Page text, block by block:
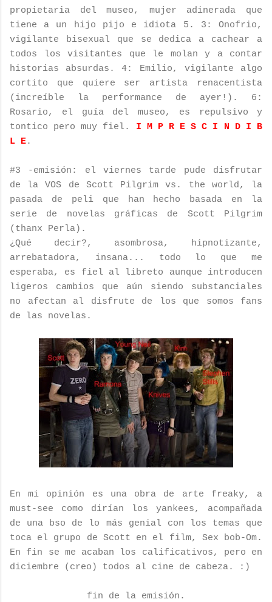
propietaria del museo, mujer adinerada que
tiene a un hijo pijo e idiota 5. 3:Onofrio,
vigilante bisexual que se dedica a cachear a
todos los visitantes que le molan y a contar
historias absurdas. 4: Emilio, vigilante algo
cortito que quiere ser artista renacentista
(increíble la performance de ayer!). 6:
Rosario, el guía del museo, es repulsivo y
tontico pero muy fiel. I M P R E S C I N D I B
L E.
#3 -emisión: el viernes tarde pude disfrutar
de la VOS de Scott Pilgrim vs . the world, la
pasada de pelique han hecho basada en la
serie de novelas gráficas de Scott
Pilgrim
( thanx Perla).
¿Qué decir?, asombrosa, hipnotizante,
arrebatadora, insana... todo lo que me
esperaba, es fiel al libreto aunque introducen
ligeros cambios que aún siendo substanciales
no afectan al disfrute de los que somos fans
de las novelas.
En mi opinión es una obra de arte freaky, a
must-see como dirían los yankees, acompañada
de una bso de lo más genial con los temas que
toca el grupo de Scott en el film, Sex bob-Om.
En fin se me acaban los calificativos, pero en
diciembre (creo) todos al cine de cabeza. :)
fin de la emisión.